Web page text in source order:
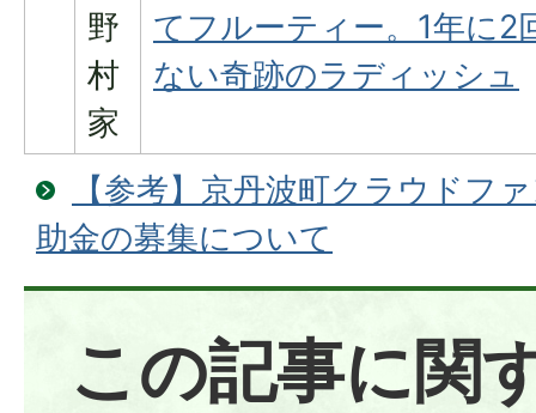
野
村
家
てフルーティー。1年に2
ない奇跡のラディッシュ
【参考】京丹波町クラウドフ
助金の募集について
この記事に関